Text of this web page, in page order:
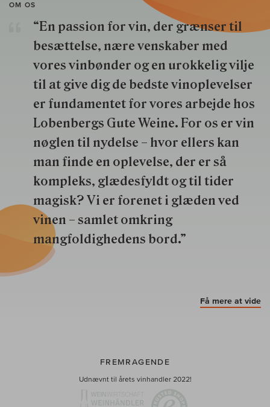
OM OS
“En passion for vin, der grænser til
besættelse, nære venskaber med
vores vinbønder og en urokkelig vilje
til at give dig de bedste vinoplevelser
er fundamentet for vores arbejde hos
Lobenbergs Gute Weine. For os er vin
nøglen til nydelse – hvor ellers kan
man finde en oplevelse, der er så
kompleks, glædesfyldt og til tider
magisk? Vi er forenet i glæden ved
vinen – samlet omkring
mangfoldighedens bord.”
Få mere at vide
FREMRAGENDE
Udnævnt til årets vinhandler 2022!